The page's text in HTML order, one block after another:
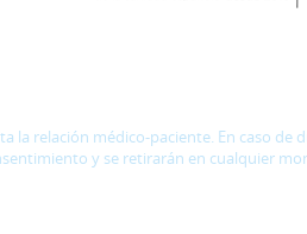
relación médico-paciente. En caso
y se retirarán en cualquier